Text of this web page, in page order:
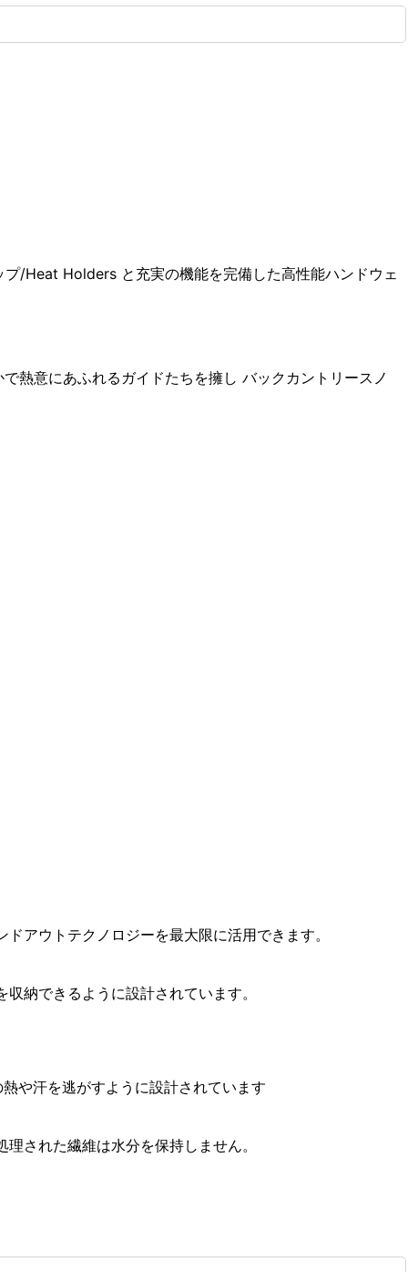
プ/Heat Holders と充実の機能を完備した高性能ハンドウェ
熱意にあふれるガイドたちを擁し バックカントリースノ
アウトテクノロジーを最大限に活用できます。
納できるように設計されています。
や汗を逃がすように設計されています
された繊維は水分を保持しません。